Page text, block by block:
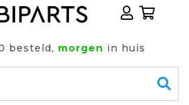
besteld, morgen in huis